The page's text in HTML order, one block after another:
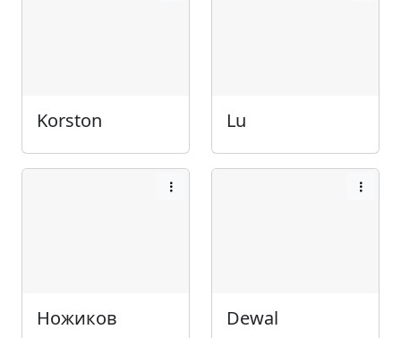
Korston Lu
Ножиков Dewal